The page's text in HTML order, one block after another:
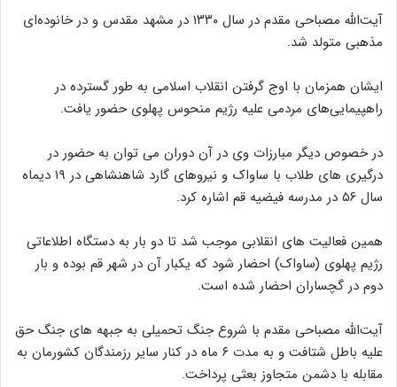
آیت‌الله مصباحی مقدم در سال ۱۳۳۰ در مشهد مقدس و در خانوده‌ای
مذهبی متولد شد.
ایشان همزمان با اوج گرفتن انقلاب اسلامی به طور گسترده در
راهپیمایی‌های مردمی علیه رژیم منحوس پهلوی حضور یافت.
در خصوص دیگر مبارزات وی در آن دوران می توان به حضور در
درگیری های طلاب با ساواک و نیروهای گارد شاهنشاهی در ۱۹ دیماه
سال ۵۶ در مدرسه فیضیه قم اشاره کرد.
همین فعالیت های انقلابی موجب شد تا دو بار به دستگاه اطلاعاتی
رژیم پهلوی (ساواک) احضار شود که یکبار آن در شهر قم بوده و بار
دوم در گچساران احضار شده است.
آیت‌الله مصباحی مقدم با شروع جنگ تحمیلی به جبهه های جنگ حق
علیه باطل شتافت و به مدت ۶ ماه در کنار سایر رزمندگان کشورمان به
مقابله با دشمن متجاوز بعثی پرداخت.